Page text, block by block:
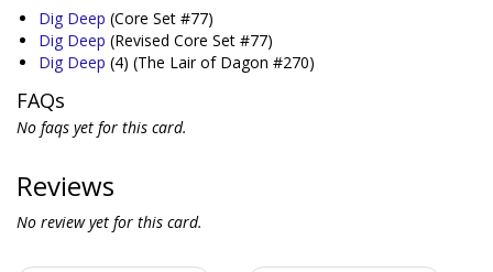
Dig Deep (Core Set #77)
Dig Deep (Revised Core Set #77)
Dig Deep (4) (The Lair of Dagon #270)
FAQs
No faqs yet for this card.
Reviews
No review yet for this card.